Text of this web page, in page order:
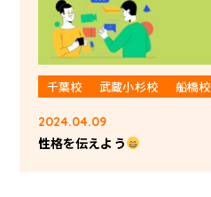
千葉校 武蔵小杉校 船橋校
2024.04.09
性格を伝えよう